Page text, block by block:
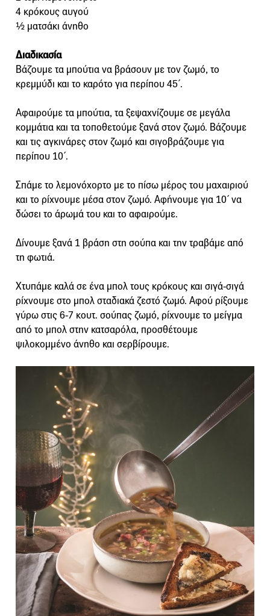
4 κρόκους αυγού
½ ματσάκι άνηθο
Διαδικασία
Βάζουμε τα μπούτια να βράσουν με τον ζωμό, το
κρεμμύδι και το καρότο για περίπου 45΄.
Αφαιρούμε τα μπούτια, τα ξεψαχνίζουμε σε μεγάλα
κομμάτια και τα τοποθετούμε ξανά στον ζωμό. Βάζουμε
και τις αγκινάρες στον ζωμό και σιγοβράζουμε για
περίπου 10΄.
Σπάμε το λεμονόχορτο με το πίσω μέρος του μαχαιριού
και το ρίχνουμε μέσα στον ζωμό. Αφήνουμε για 10΄ να
δώσει το άρωμά του και το αφαιρούμε.
Δίνουμε ξανά 1 βράση στη σούπα και την τραβάμε από
τη φωτιά.
Χτυπάμε καλά σε ένα μπολ τους κρόκους και σιγά-σιγά
ρίχνουμε στο μπολ σταδιακά ζεστό ζωμό. Αφού ρίξουμε
γύρω στις 6-7 κουτ. σούπας ζωμό, ρίχνουμε το μείγμα
από το μπολ στην κατσαρόλα, προσθέτουμε
ψιλοκομμένο άνηθο και σερβίρουμε.